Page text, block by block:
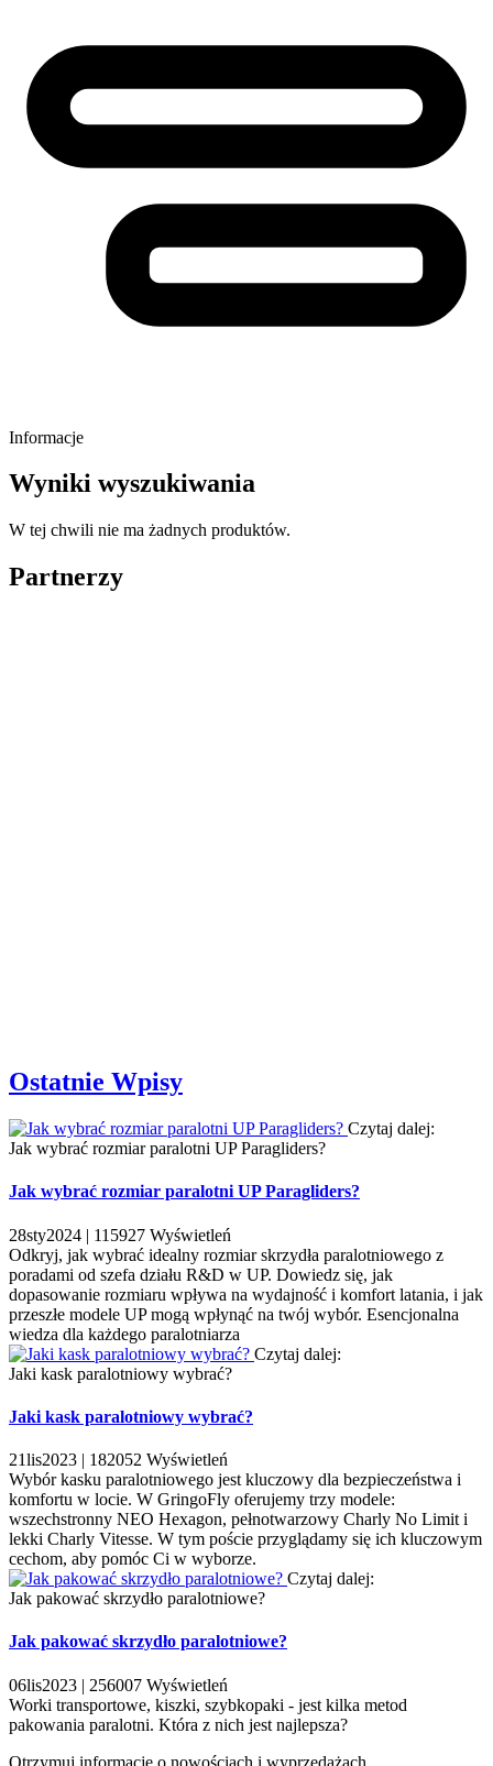
Informacje
Wyniki wyszukiwania
W tej chwili nie ma żadnych produktów.
Partnerzy
Ostatnie Wpisy
Czytaj dalej:
Jak wybrać rozmiar paralotni UP Paragliders?
Jak wybrać rozmiar paralotni UP Paragliders?
28sty2024 | 115927 Wyświetleń
Odkryj, jak wybrać idealny rozmiar skrzydła paralotniowego z
poradami od szefa działu R&D w UP. Dowiedz się, jak
dopasowanie rozmiaru wpływa na wydajność i komfort latania, i jak
przeszłe modele UP mogą wpłynąć na twój wybór. Esencjonalna
wiedza dla każdego paralotniarza
Czytaj dalej:
Jaki kask paralotniowy wybrać?
Jaki kask paralotniowy wybrać?
21lis2023 | 182052 Wyświetleń
Wybór kasku paralotniowego jest kluczowy dla bezpieczeństwa i
komfortu w locie. W GringoFly oferujemy trzy modele:
wszechstronny NEO Hexagon, pełnotwarzowy Charly No Limit i
lekki Charly Vitesse. W tym poście przyglądamy się ich kluczowym
cechom, aby pomóc Ci w wyborze.
Czytaj dalej:
Jak pakować skrzydło paralotniowe?
Jak pakować skrzydło paralotniowe?
06lis2023 | 256007 Wyświetleń
Worki transportowe, kiszki, szybkopaki - jest kilka metod
pakowania paralotni. Która z nich jest najlepsza?
Otrzymuj informację o nowościach i wyprzedażach